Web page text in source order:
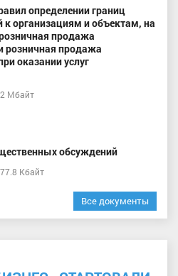
определении границ
организациям и объектам, на
продажа
розничная продажа
оказании услуг
2 Мбайт
обсуждений
77.8 Кбайт
Все документы